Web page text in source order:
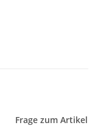
Frage zum Artikel